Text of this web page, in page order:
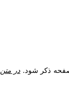
صفحه ذکر شود. در متن